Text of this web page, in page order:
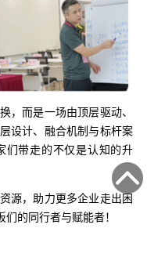
，而是一场由顶层驱动、
设计、融合机制与标杆案
们带走的不仅是认知的升
源，助力更多企业走出困
的同行者与赋能者！